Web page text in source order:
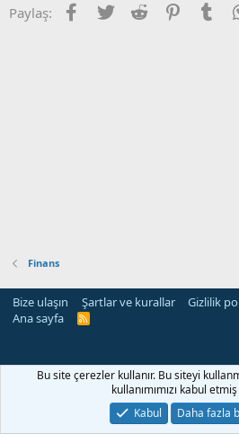
Paylaş: Facebook
Twitter Reddit Pinterest
Finans
Bize ulaşın Şartlar ve kurallar Gizlilik
Ana sayfa
R
Bu site çerezler kullanır. Bu siteyi
kullanımımızı kabul
Kabul
Daha fazla